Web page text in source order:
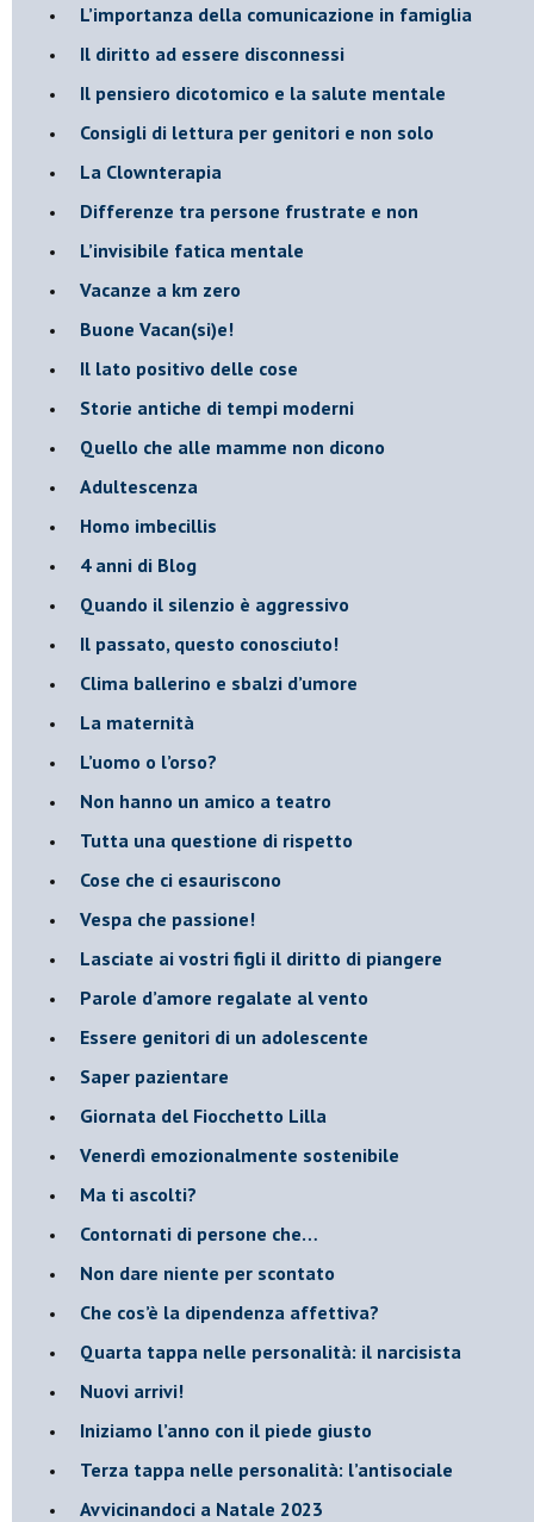
​L’importanza della comunicazione in famiglia
​Il diritto ad essere disconnessi
​Il pensiero dicotomico e la salute mentale
​Consigli di lettura per genitori e non solo
​La Clownterapia
​Differenze tra persone frustrate e non
L’invisibile fatica mentale
Vacanze a km zero
​Buone Vacan(si)e!
​Il lato positivo delle cose
​Storie antiche di tempi moderni
​Quello che alle mamme non dicono
Adultescenza
Homo imbecillis
​4 anni di Blog
Quando il silenzio è aggressivo
​Il passato, questo conosciuto!
​Clima ballerino e sbalzi d’umore
La maternità
​L’uomo o l’orso?
Non hanno un amico a teatro​
​Tutta una questione di rispetto
​Cose che ci esauriscono
​Vespa che passione!
​Lasciate ai vostri figli il diritto di piangere
​Parole d’amore regalate al vento
​Essere genitori di un adolescente
​Saper pazientare
​Giornata del Fiocchetto Lilla
​Venerdì emozionalmente sostenibile
Ma ti ascolti?
Contornati di persone che…
Non dare niente per scontato
Che cos’è la dipendenza affettiva?
Quarta tappa nelle personalità: il narcisista
​Nuovi arrivi!
​Iniziamo l’anno con il piede giusto
​Terza tappa nelle personalità: l’antisociale
​Avvicinandoci a Natale 2023